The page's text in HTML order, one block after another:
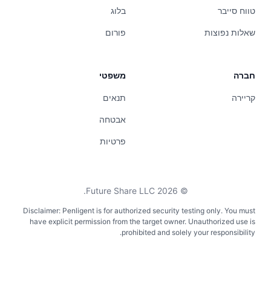
טווח סייבר
שאלות נפוצות
בלוג
פורום
חברה
קריירה
משפטי
תנאים
אבטחה
פרטיות
©
2026
Future Share LLC.
Disclaimer: Penligent is for authorized security testing only. You must
have explicit permission from the target owner. Unauthorized use is
prohibited and solely your responsibility.